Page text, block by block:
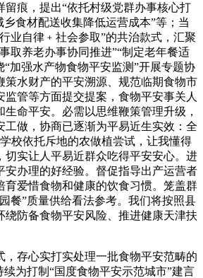
痕，提出“依托村级党群办事核心打
乡食材配送收集降低运营成本”等；当
业自律﹢社会参取”的共治款式，汇聚
取养老办事协同推进”“制定老年餐适
“加强水产物食物平安监测”开展专题协
策水财产的平安溯源、规范临期食物市
监管等方面提交提案，食物平安事关人
命平安。必需以思维鞭策管理升级，
工做，协商已逐渐为平易近生实效：全
校依托斥地的农做植尝试，让我懂得
切实让人平易近群众吃得平安安心。进
安办理的好经验。督促指导出产运营者
育爱惜食物和健康的饮食习惯。笼盖群
餐”质量供给看法参考。我们将按照县
绕防备食物平安风险、推进健康天津扶
存心实打实处理一批食物平安范畴的
续为打制“国度食物平安示范城市”建言